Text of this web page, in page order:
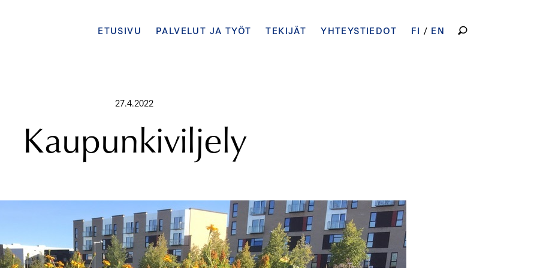
ETUSIVU
PALVELUT JA TYÖT TEKIJÄT YHTEYSTIEDOT FI EN
HAKU:
27.4.2022
Kaupunkiviljely